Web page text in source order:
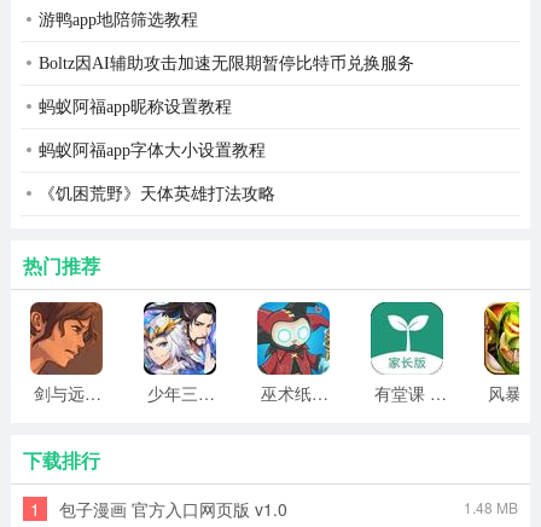
包括全国300多个主要城市15000余家酒店2-7折预订。
途牛旅游：提供旅游度假产品在线展示和预定服务的旅游
软件，具有线路查询、线路搜索 、线路收藏、行程介绍、
客户点评、订单查询、会员管理等功能。
游鸭app地陪筛选教程
Boltz因AI辅助攻击加速无限期暂停比特币兑换服务
蚂蚁阿福app昵称设置教程
蚂蚁阿福app字体大小设置教程
《饥困荒野》天体英雄打法攻略
热门推荐
剑与远行人全角色版 vv1.14 少年三国志2无限元宝版最新版 vv5.3.9 巫术纸牌游戏 vv1.1.14 有堂课 v1.2.2
下载排行
1 包子漫画 官方入口网页版 v1.0 1.48 MB